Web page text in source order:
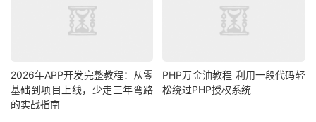
2026年APP开发完整教程：从零
基础到项目上线，少走三年弯路
的实战指南
PHP万金油教程 利用一段代码轻
松绕过PHP授权系统